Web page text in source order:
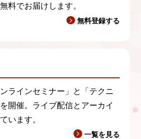
料でお届けします。
無料登録する
ラインセミナー」と「テクニ
開催。ライブ配信とアーカイ
います。
一覧を見る